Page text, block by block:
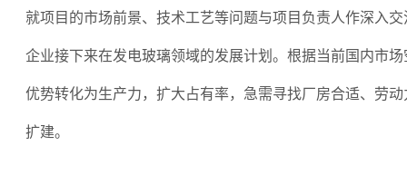
就项目的市场前景、技术工艺等问题与项目负责人作深入
企业接下来在发电玻璃领域的发展计划。根据当前国内市
优势转化为生产力，扩大占有率，急需寻找厂房合适、劳
扩建。